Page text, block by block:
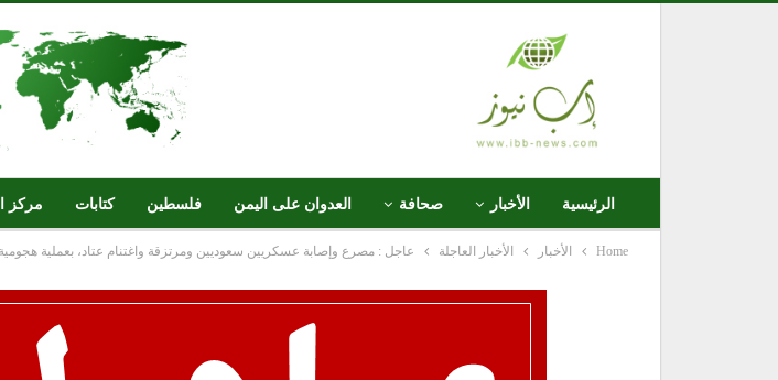
الرئيسية الأخبار صحافة العدوان على اليمن فلسطين كتابات مركز
Home الأخبار الأخبار العاجلة عاجل : مصرع وإصابة عسكريين سعوديين ومرتزقة واغتنام عتاد، بعملية